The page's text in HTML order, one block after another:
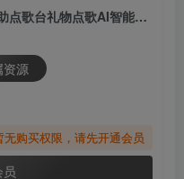
（6876期）听云抖音点歌助手,自助点歌台礼物点歌AI智能语音及弹幕互动无人直播间
源
无购买权限，请先开通会员